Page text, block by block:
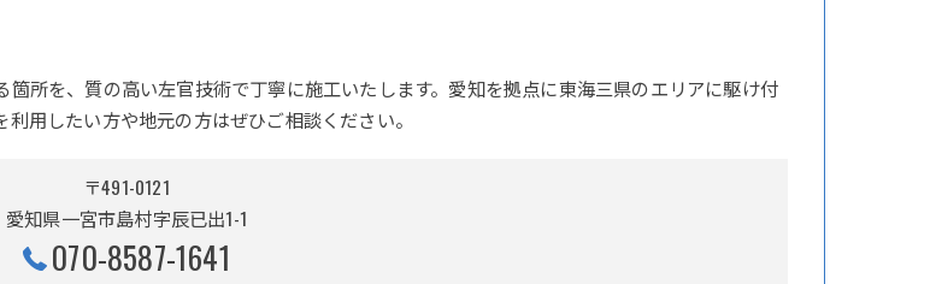
所を、質の高い左官技術で丁寧に施工いたします。愛知を拠点に東海三県のエリアに駆け付
用したい方や地元の方はぜひご相談ください。
〒491-0121
愛知県一宮市島村字辰已出1-1
070-8587-1641